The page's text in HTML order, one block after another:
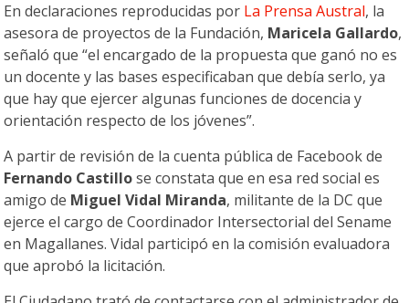
En declaraciones reproducidas por La Prensa Austral, la
asesora de proyectos de la Fundación, Maricela Gallardo,
señaló que “el encargado de la propuesta que ganó no es
un docente y las bases especificaban que debía serlo, ya
que hay que ejercer algunas funciones de docencia y
orientación respecto de los jóvenes”.
A partir de revisión de la cuenta pública de Facebook de
Fernando Castillose constata que en esa red social es
amigo de Miguel Vidal Miranda, militante de la DC que
ejerce el cargo de Coordinador Intersectorial del Sename
en Magallanes. Vidal participó en la comisión evaluadora
que aprobó la licitación.